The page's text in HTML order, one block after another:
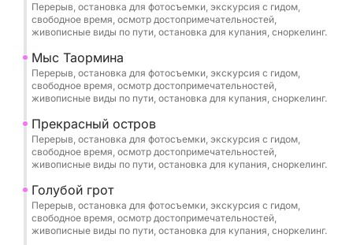
атмосферой, которая сделает ваше путешествие
на борту поистине незабываемым. Полюбуйтесь
становится еще более впечатляющей благодаря
виду на Этну.
Во время круиза вы откроете для себя самые
захватывающие чудеса побережья Таормины:
Гротта дель Аморе, мыс Таормина, остров Изола
Вы можете выбрать место остановки примерно
на 1 час, чтобы отдохнуть, поплавать с маской в
Перерыв, остановка для фотосъемки, экскурсия с гидом,
свободное время, осмотр достопримечательностей,
живописные виды по пути, остановка для купания, сноркелинг.
Мыс Таормина
Перерыв, остановка для фотосъемки, экскурсия с гидом,
свободное время, осмотр достопримечательностей,
живописные виды по пути, остановка для купания, сноркелинг.
Прекрасный остров
Перерыв, остановка для фотосъемки, экскурсия с гидом,
свободное время, осмотр достопримечательностей,
живописные виды по пути, остановка для купания, сноркелинг.
Голубой грот
Перерыв, остановка для фотосъемки, экскурсия с гидом,
свободное время, осмотр достопримечательностей,
живописные виды по пути, остановка для купания, сноркелинг.